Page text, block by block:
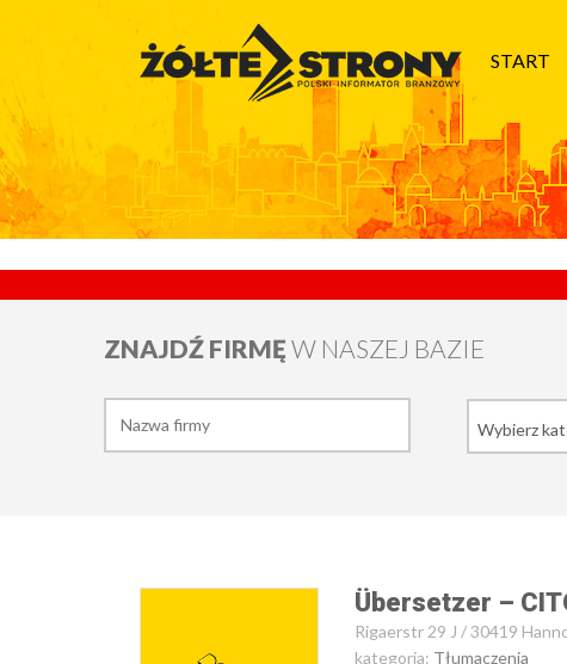
START
ZNAJDŹ FIRMĘ W NASZEJ BAZIE
Übersetzer –
Rigaerstr 29 J / 30419
kategoria: Tłumaczenia